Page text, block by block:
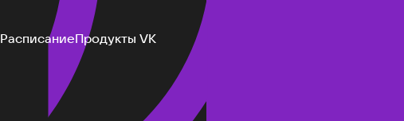
РасписаниеПродукты VK